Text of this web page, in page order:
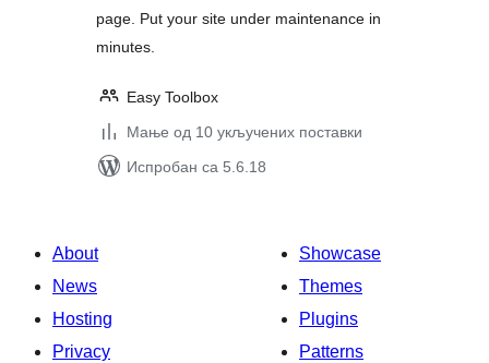
page. Put your site under maintenance in
minutes.
Easy Toolbox
Мање од 10 укључених поставки
Испробан са 5.6.18
About
News
Hosting
Privacy
Showcase
Themes
Plugins
Patterns